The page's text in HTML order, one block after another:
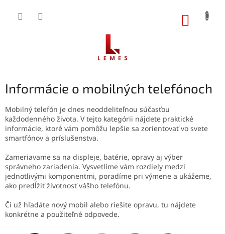
Informácie o mobilných telefónoch
Mobilný telefón je dnes neoddeliteľnou súčasťou
každodenného života. V tejto kategórii nájdete praktické
informácie, ktoré vám pomôžu lepšie sa zorientovať vo svete
smartfónov a príslušenstva.
Zameriavame sa na displeje, batérie, opravy aj výber
správneho zariadenia. Vysvetlíme vám rozdiely medzi
jednotlivými komponentmi, poradíme pri výmene a ukážeme,
ako predĺžiť životnosť vášho telefónu.
Či už hľadáte nový mobil alebo riešite opravu, tu nájdete
konkrétne a použiteľné odpovede.